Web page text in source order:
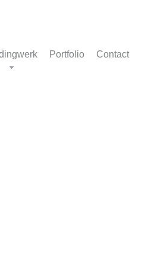
Portfolio Contact